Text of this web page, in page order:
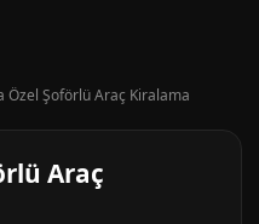
Özel Şoförlü Araç Kiralama
Araç